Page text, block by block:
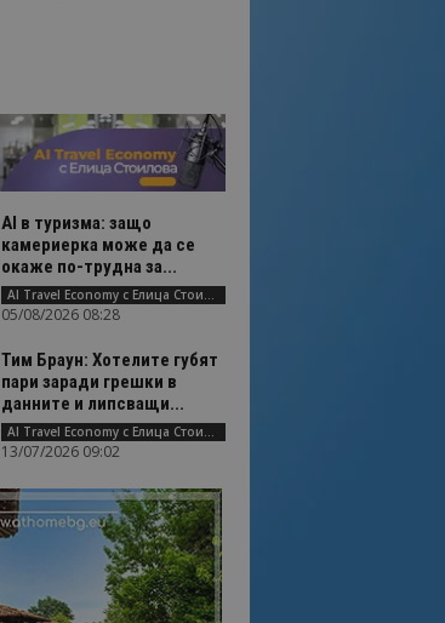
AI в туризма: защо
камериерка може да се
окаже по-трудна за...
AI Travel Economy с Елица Стоилова
05/08/2026 08:28
Тим Браун: Хотелите губят
пари заради грешки в
данните и липсващи...
AI Travel Economy с Елица Стоилова
13/07/2026 09:02